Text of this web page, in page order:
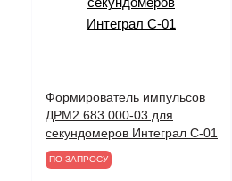
Формирователь импульсов
ДРМ2.683.000-03 для
секундомеров Интеграл С-01
ПО ЗАПРОСУ